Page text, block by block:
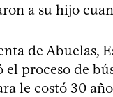
a su hijo
de Abuelas,
proceso de
le costó 30